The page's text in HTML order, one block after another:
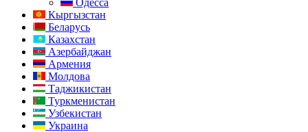
Одесса
Кыргызстан
Беларусь
Казахстан
Азербайджан
Армения
Молдова
Таджикистан
Туркменистан
Узбекистан
Украина